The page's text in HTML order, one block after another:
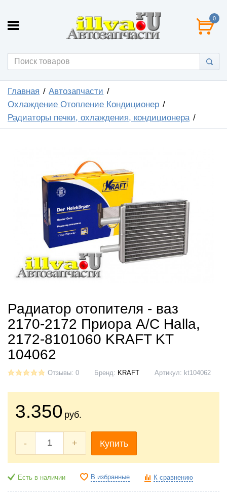
0
Главная
Автозапчасти
Охлаждение Отопление Кондиционер
Радиаторы печки, охлаждения, кондиционера
Радиатор отопителя - ваз
2170-2172 Приора А/С Halla,
2172-8101060 KRAFT KT
104062
Отзывы: 0 Бренд: KRAFT Артикул: kt104062
3.350 руб.
- + Купить
Есть в наличии В избранные К сравнению